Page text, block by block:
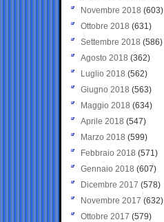
Novembre 2018 (603)
Ottobre 2018 (631)
Settembre 2018 (586)
Agosto 2018 (362)
Luglio 2018 (562)
Giugno 2018 (563)
Maggio 2018 (634)
Aprile 2018 (547)
Marzo 2018 (599)
Febbraio 2018 (571)
Gennaio 2018 (607)
Dicembre 2017 (578)
Novembre 2017 (632)
Ottobre 2017 (579)